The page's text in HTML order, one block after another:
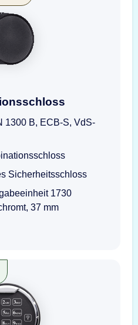
Zahlenkombinationsschloss
1300 B, ECB-S, VdS-
Sicherheitsschloss
1730
37 mm